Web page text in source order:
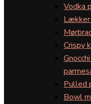
Vodka
Crispy
Pulled
Bowl